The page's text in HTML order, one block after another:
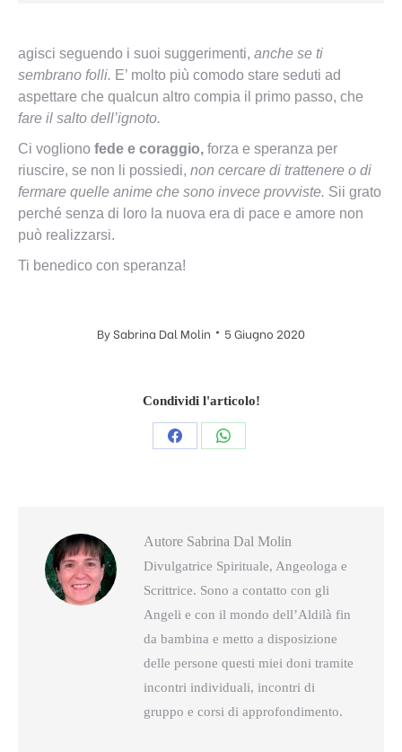
agisci seguendo i suoi suggerimenti, anche se ti
sembrano folli. E’ molto più comodo stare seduti ad
aspettare che qualcun altro compia il primo passo, che
fare il salto dell’ignoto.
Ci vogliono fede e coraggio, forza e speranza per
riuscire, se non li possiedi, non cercare di trattenere o di
fermare quelle anime che sono invece provviste. Sii grato
perché senza di loro la nuova era di pace e amore non
può realizzarsi.
Ti benedico con speranza!
BySabrina Dal Molin 5 Giugno 2020
Condividi l'articolo!
CondividiCondividi
Autore Sabrina Dal Molin
Divulgatrice Spirituale, Angeologa e
Scrittrice. Sono a contatto con gli
Angeli e con il mondo dell’Aldilà fin
da bambina e metto a disposizione
delle persone questi miei doni tramite
incontri individuali, incontri di
gruppo e corsi di approfondimento.